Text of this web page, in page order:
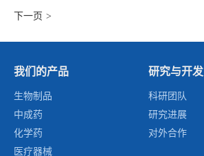
>
我们的产品
生物制品
中成药
化学药
医疗器械
研究与开发
科研团队
研究进展
对外合作